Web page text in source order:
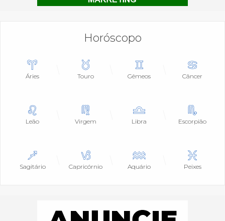
Horóscopo
Áries Touro Gêmeos Câncer
Leão Virgem Libra Escorpião
Sagitário Capricórnio Aquário Peixes